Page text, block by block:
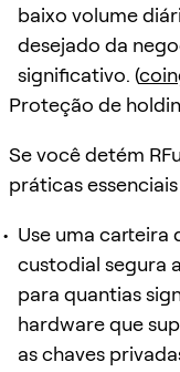
baixo volume
desejado da
significativo. (
Proteção de
Se você detém
práticas
Use uma carteira
custodial segura
para quantias
hardware que
as chaves